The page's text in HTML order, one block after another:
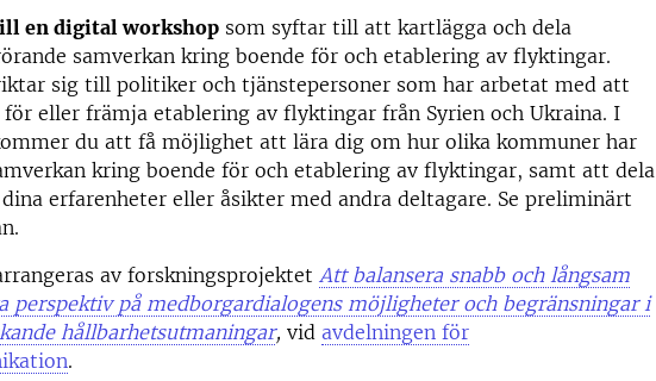
en digital workshop som syftar till att kartlägga och dela
samverkan kring boende för och etablering av flyktingar.
sig till politiker och tjänstepersoner som har arbetat med att
för eller främja etablering av flyktingar från Syrien och Ukraina. I
du att få möjlighet att lära dig om hur olika kommuner har
kring boende för och etablering av flyktingar, samt att dela
erfarenheter eller åsikter med andra deltagare. Se preliminärt
av forskningsprojektet Att balansera snabb och långsam
perspektiv på medborgardialogens möjligheter och begränsningar i
hållbarhetsutmaningar, vid avdelningen för
.